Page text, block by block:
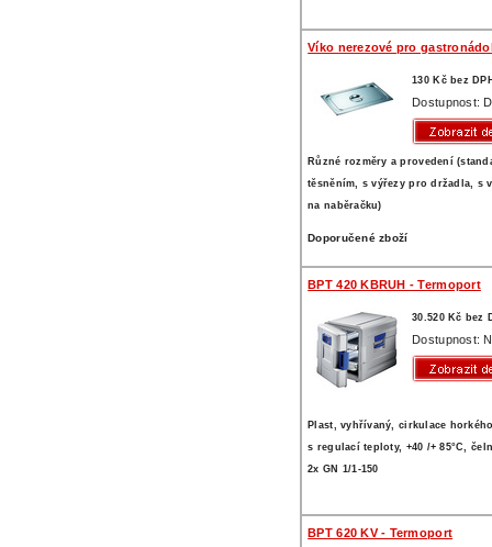
Víko nerezové pro
130 Kč bez
Dostupnost:
Různé rozměry a provedení
těsněním, s výřezy pro držadla, s
na naběračku)
Doporučené zboží
BPT 420 KBRUH - Termoport
30.520 Kč bez
Dostupnost:
Plast, vyhřívaný, cirkulace
s regulací teploty, +40 /+ 85°C,
2x GN 1/1-150
BPT 620 KV - Termoport